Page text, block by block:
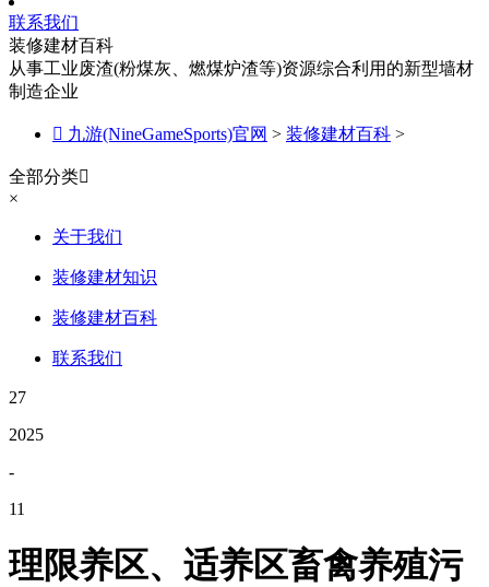
联系我们
装修建材百科
从事工业废渣(粉煤灰、燃煤炉渣等)资源综合利用的新型墙材
制造企业
 九游(NineGameSports)官网 > 装修建材百科 >
全部分类
×
关于我们
装修建材知识
装修建材百科
联系我们
27
2025
-
11
理限养区、适养区畜禽养殖污